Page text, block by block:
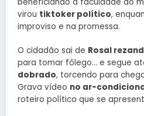
beneficiando a faculdade do
virou tiktoker político,
improviso e na promessa.
O cidadão sai de Rosal
para tomar fôlego… e segue
dobrado, torcendo para
Grava vídeo no ar-
roteiro político que se